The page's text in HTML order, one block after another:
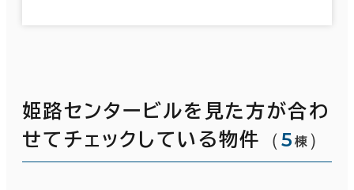
姫路センタービルを見た方が合わ
せてチェックしている物件
（5 棟 ）